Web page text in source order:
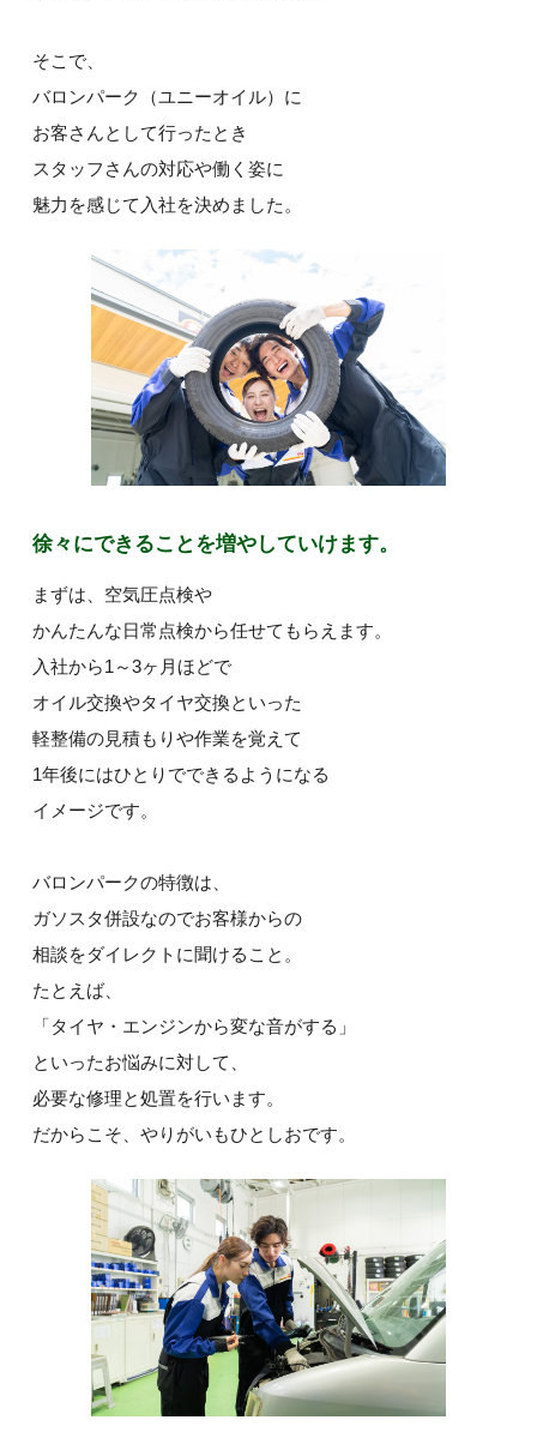
そこで、
バロンパーク（ユニーオイル）に
お客さんとして行ったとき
スタッフさんの対応や働く姿に
魅力を感じて入社を決めました。
徐々にできることを増やしていけます。
まずは、空気圧点検や
かんたんな日常点検から任せてもらえます。
入社から1～3ヶ月ほどで
オイル交換やタイヤ交換といった
軽整備の見積もりや作業を覚えて
1年後にはひとりでできるようになる
イメージです。
バロンパークの特徴は、
ガソスタ併設なのでお客様からの
相談をダイレクトに聞けること。
たとえば、
「タイヤ・エンジンから変な音がする」
といったお悩みに対して、
必要な修理と処置を行います。
だからこそ、やりがいもひとしおです。